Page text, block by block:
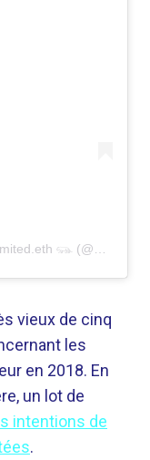
vieux de cinq
les
en 2018. En
un lot de
intentions de
.